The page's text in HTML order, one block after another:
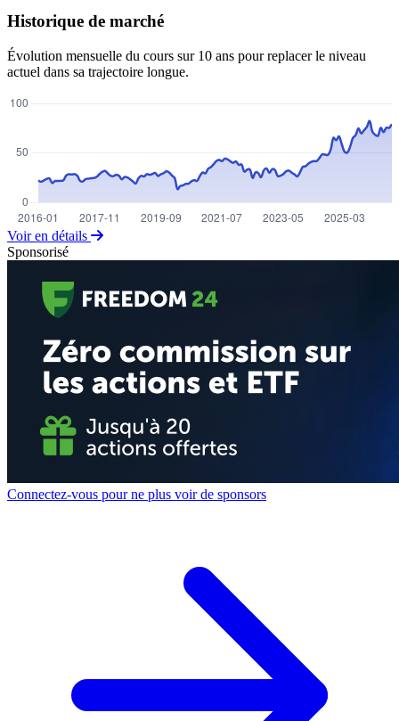
Historique de marché
Évolution mensuelle du cours sur 10 ans pour replacer le niveau
actuel dans sa trajectoire longue.
Voir en détails
Sponsorisé
Connectez-vous pour ne plus voir de sponsors